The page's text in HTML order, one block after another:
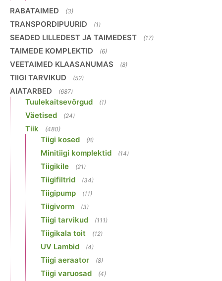
RABATAIMED (3)
TRANSPORDIPUURID (1)
SEADED LILLEDEST JA TAIMEDEST (17)
TAIMEDE KOMPLEKTID (6)
VEETAIMED KLAASANUMAS (8)
TIIGI TARVIKUD (52)
AIATARBED (687)
Tuulekaitsevõrgud (1)
Väetised (24)
Tiik (480)
Tiigi kosed (8)
Minitiigi komplektid (14)
Tiigikile (21)
Tiigifiltrid (34)
Tiigipump (11)
Tiigivorm (3)
Tiigi tarvikud (111)
Tiigikala toit (12)
UV Lambid (4)
Tiigi aeraator (8)
Tiigi varuosad (4)